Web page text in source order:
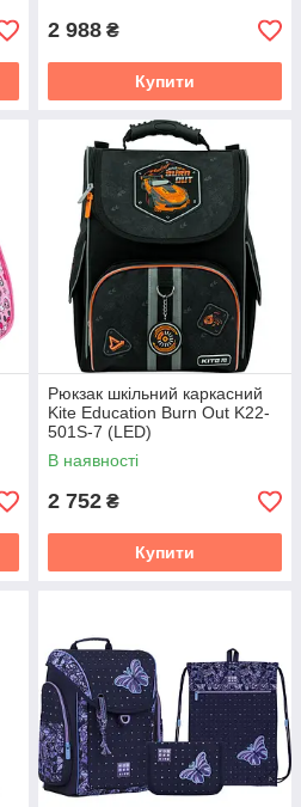
2 988 ₴
Купити
Рюкзак шкільний каркасний
Kite Education Burn Out K22-
501S-7 (LED)
В наявності
2 752 ₴
Купити